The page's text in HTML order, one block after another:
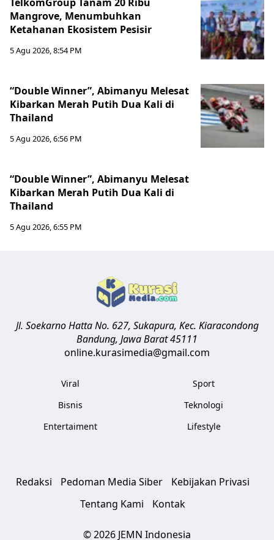
Mangrove, Menumbuhkan
Ketahanan Ekosistem Pesisir
5 Agu 2026, 8:54 PM
“Double Winner”, Abimanyu Melesat
Kibarkan Merah Putih Dua Kali di
Thailand
5 Agu 2026, 6:56 PM
“Double Winner”, Abimanyu Melesat
Kibarkan Merah Putih Dua Kali di
Thailand
5 Agu 2026, 6:55 PM
Jl. Soekarno Hatta No. 627, Sukapura, Kec. Kiaracondong
Bandung, Jawa Barat45111
online.kurasimedia@gmail.com
Viral
Bisnis
Entertaiment
Sport
Teknologi
Lifestyle
Redaksi Pedoman Media Siber
Kebijakan Privasi
Tentang Kami
Kontak
© 2026 JEMN Indonesia